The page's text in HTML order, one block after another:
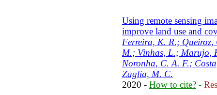
Using remote sensing
improve land use and
Ferreira, K. R.;
M.; Vinhas, L.; Marujo,
Noronha, C. A. F.;
Zaglia, M. C.
2020 - How to cite? -